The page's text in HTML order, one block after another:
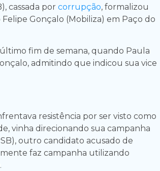
cassada por corrupção, formalizou
Gonçalo (Mobiliza) em Paço do
fim de semana, quando Paula
admitindo que indicou sua vice
resistência por ser visto como
vinha direcionando sua campanha
outro candidato acusado de
faz campanha utilizando